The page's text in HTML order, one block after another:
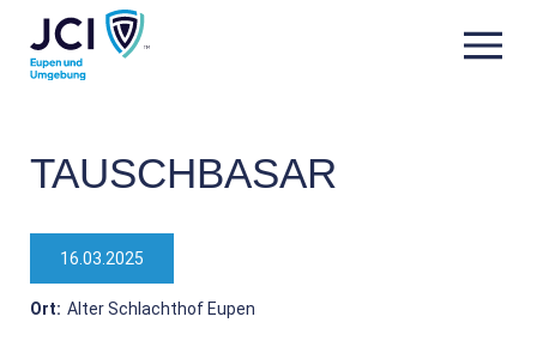
TAUSCHBASAR
16.03.2025
Ort: Alter Schlachthof Eupen